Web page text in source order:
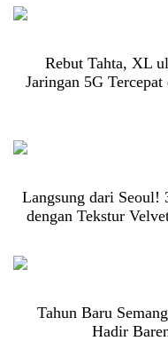
Rebut Tahta, XL
Jaringan 5G
Langsung dari
dengan Tekstur
Tahun Baru
Hadir